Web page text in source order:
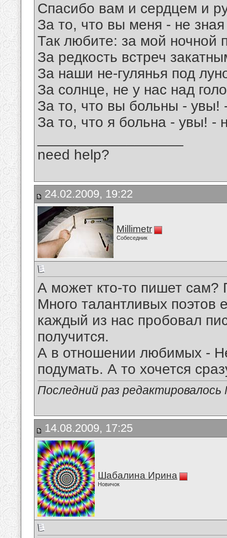
Спасибо вам и сердцем и
За то, что вы меня - не
Так любите: за мой ночной
За редкость встреч
За наши не-гулянья под
За солнце, не у нас над
За то, что вы больны - увы!
За то, что я больна - увы! -
need help?
24.02.2009, 19:22
Millimetr
Собеседник
А может кто-то пишет сам?
Много талантливых поэтов
каждый из нас пробовал
получится.
А в отношении любимых -
подумать. А то хочется
Последний раз редактировалось
14.08.2009, 17:25
Шабалина Ирина
Новичок